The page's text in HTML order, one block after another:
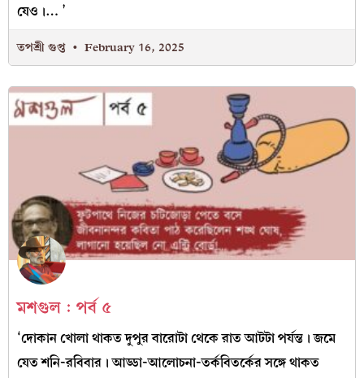
যেও।… ’
তপশ্রী গুপ্ত February 16, 2025
মশগুল : পর্ব ৫
‘দোকান খোলা থাকত দুপুর বারোটা থেকে রাত আটটা পর্যন্ত। জমে
যেত শনি-রবিবার। আড্ডা-আলোচনা-তর্কবিতর্কের সঙ্গে থাকত